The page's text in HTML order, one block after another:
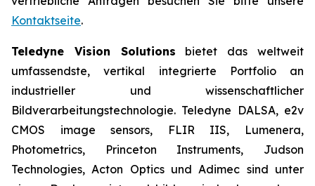
Kontaktseite.
Teledyne Vision Solutions bietet das weltweit
umfassendste, vertikal integrierte Portfolio an
industrieller und wissenschaftlicher
Bildverarbeitungstechnologie. Teledyne DALSA, e2v
CMOS image sensors, FLIR IIS, Lumenera,
Photometrics, Princeton Instruments, Judson
Technologies, Acton Optics und Adimec sind unter